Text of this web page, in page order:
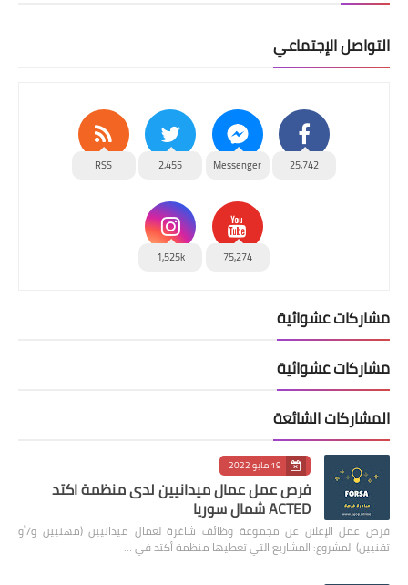
التواصل الإجتماعي
25,742
Messenger
2,455
RSS
75,274
1,525k
مشاركات عشوائية
مشاركات عشوائية
المشاركات الشائعة
19 مايو 2022
فرص عمل عمال ميدانيين لدى منظمة اكتد
ACTED شمال سوريا
فرص عمل الإعلان عن مجموعة وظائف شاغرة لعمال ميدانيين (مهنيين و/أو
تقنيين) المشروع: المشاريع التي تغطيها منظمة أكتد في …